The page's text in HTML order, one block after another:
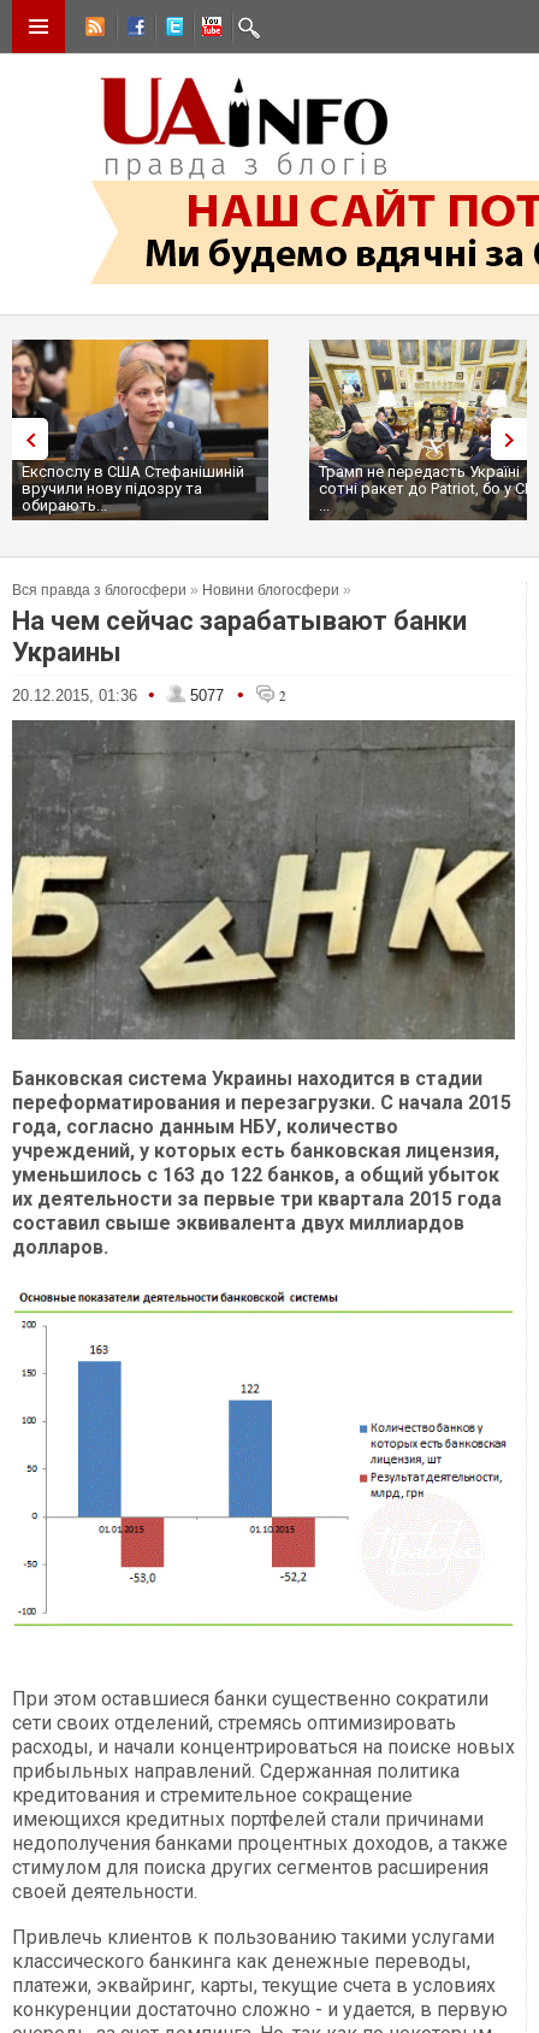
Експослу в США Стефанішиній
вручили нову підозру та
обирають...
Трамп не передасть Україні
сотні ракет до Patriot, бо у
...
Вся правда з блогосфери » Новини блогосфери »
На чем сейчас зарабатывают банки
Украины
20.12.2015, 01:36 • 5077 • 2
Банковская система Украины находится в стадии
переформатирования и перезагрузки. С начала 2015
года, согласно данным НБУ, количество
учреждений, у которых есть банковская лицензия,
уменьшилось с 163 до 122 банков, а общий убыток
их деятельности за первые три квартала 2015 года
составил свыше эквивалента двух миллиардов
долларов.
При этом оставшиеся банки существенно сократили
сети своих отделений, стремясь оптимизировать
расходы, и начали концентрироваться на поиске новых
прибыльных направлений. Сдержанная политика
кредитования и стремительное сокращение
имеющихся кредитных портфелей стали причинами
недополучения банками процентных доходов, а также
стимулом для поиска других сегментов расширения
своей деятельности.
Привлечь клиентов к пользованию такими услугами
классического банкинга как денежные переводы,
платежи, эквайринг, карты, текущие счета в условиях
конкуренции достаточно сложно - и удается, в первую